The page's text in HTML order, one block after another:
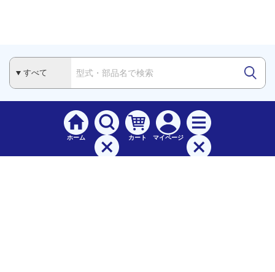
ホーム カート マイページ